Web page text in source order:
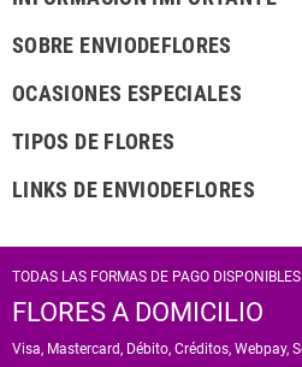
SOBRE ENVIODEFLORES
OCASIONES ESPECIALES
TIPOS DE FLORES
LINKS DE ENVIODEFLORES
TODAS LAS FORMAS DE PAGO
FLORES A DOMICILIO
Visa, Mastercard, Débito, Créditos, Webpay,